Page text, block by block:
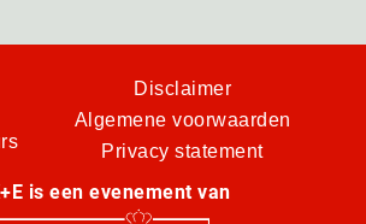
Disclaimer
Algemene voorwaarden
Privacy statement
is een evenement van